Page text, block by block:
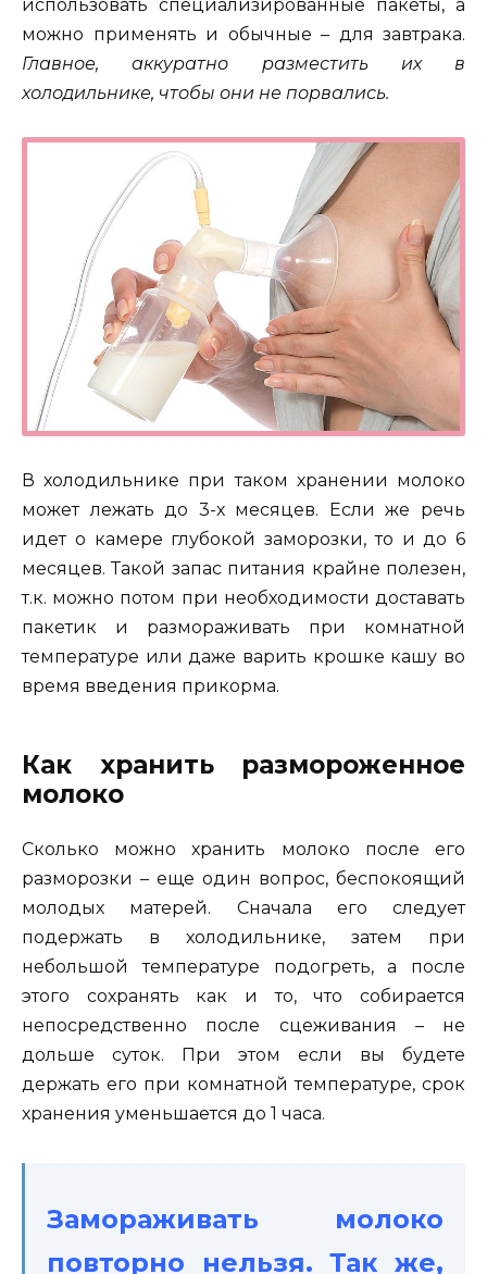
использовать специализированные пакеты, а
можно применять и обычные – для завтрака.
Главное, аккуратно разместить их в
холодильнике, чтобы они не порвались.
В холодильнике при таком хранении молоко
может лежать до 3-х месяцев. Если же речь
идет о камере глубокой заморозки, то и до 6
месяцев. Такой запас питания крайне полезен,
т.к. можно потом при необходимости доставать
пакетик и размораживать при комнатной
температуре или даже варить крошке кашу во
время введения прикорма.
Как хранить размороженное
молоко
Сколько можно хранить молоко после его
разморозки – еще один вопрос, беспокоящий
молодых матерей. Сначала его следует
подержать в холодильнике, затем при
небольшой температуре подогреть, а после
этого сохранять как и то, что собирается
непосредственно после сцеживания – не
дольше суток. При этом если вы будете
держать его при комнатной температуре, срок
хранения уменьшается до 1 часа.
Замораживать молоко
повторно нельзя. Так же,